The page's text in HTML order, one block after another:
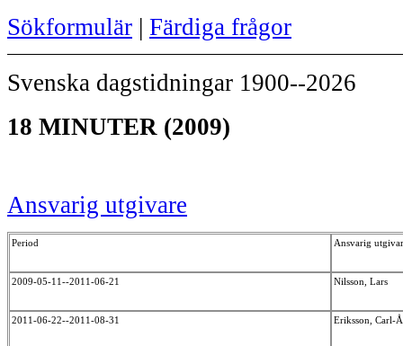
Sökformulär | Färdiga frågor
Svenska dagstidningar 1900--2026
18 MINUTER (2009)
Ansvarig utgivare
Period Ansvarig
2009-05-11--2011-06-21 Nilsson, Lars
2011-06-22--2011-08-31 Eriksson, Carl-